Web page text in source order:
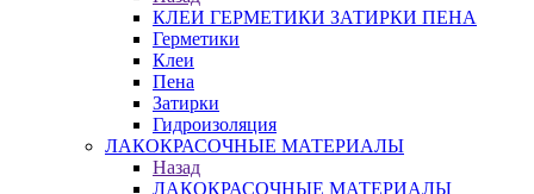
КЛЕИ ГЕРМЕТИКИ ЗАТИРКИ ПЕНА
Герметики
Клеи
Пена
Затирки
Гидроизоляция
ЛАКОКРАСОЧНЫЕ МАТЕРИАЛЫ
Назад
ЛАКОКРАСОЧНЫЕ МАТЕРИАЛЫ